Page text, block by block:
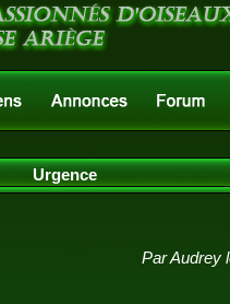
Urgence
Par Audrey